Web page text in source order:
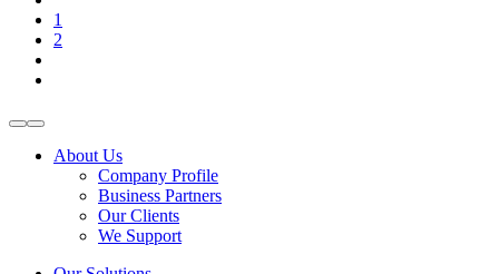
1
2
About Us
Company Profile
Business Partners
Our Clients
We Support